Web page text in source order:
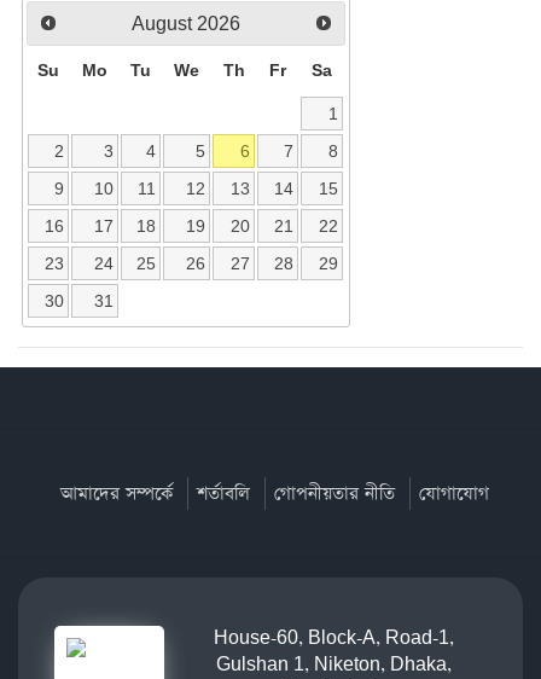
August 2026
Su Mo Tu We Th Fr Sa
1
2
3 4 5 6 7
8
9
10 11 12 13 14
15
16
17 18 19 20 21
22
23
24 25 26 27 28
29
30
31
আমাদের সম্পর্কে শর্তাবলি গোপনীয়তার নীতি যোগাযোগ
House-60, Block-A, Road-1,
Gulshan 1, Niketon, Dhaka,